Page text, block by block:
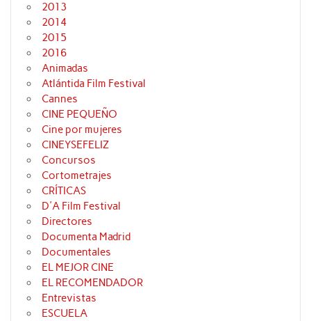
2013
2014
2015
2016
Animadas
Atlántida Film Festival
Cannes
CINE PEQUEÑO
Cine por mujeres
CINEYSEFELIZ
Concursos
Cortometrajes
CRÍTICAS
D'A Film Festival
Directores
Documenta Madrid
Documentales
EL MEJOR CINE
EL RECOMENDADOR
Entrevistas
ESCUELA